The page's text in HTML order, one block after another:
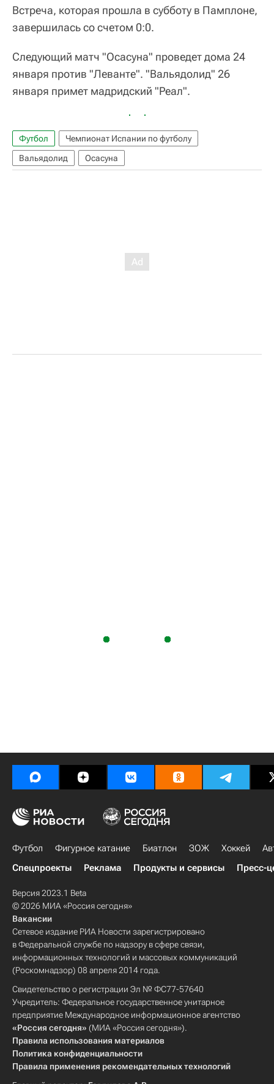
Встреча, которая прошла в субботу в Памплоне,
завершилась со счетом 0:0.
Следующий матч "Осасуна" проведет дома 24
января против "Леванте". "Вальядолид" 26
января примет мадридский "Реал".
Футбол
Чемпионат Испании по футболу
Вальядолид
Осасуна
Футбол Фигурное катание Биатлон ЗОЖ Хоккей
Спецпроекты
Реклама Продукты и сервисы Пресс-
Версия 2023.1 Beta
© 2026 МИА «Россия сегодня»
Вакансии
Сетевое издание РИА Новости зарегистрировано
в Федеральной службе по надзору в сфере связи,
информационных технологий и массовых коммуникаций
(Роскомнадзор) 08 апреля 2014 года.
Свидетельство о регистрации Эл № ФС77-57640
Учредитель: Федеральное государственное унитарное
предприятие Международное информационное агентство
«Россия сегодня» (МИА «Россия сегодня»).
Правила использования материалов
Политика конфиденциальности
Правила применения рекомендательных технологий